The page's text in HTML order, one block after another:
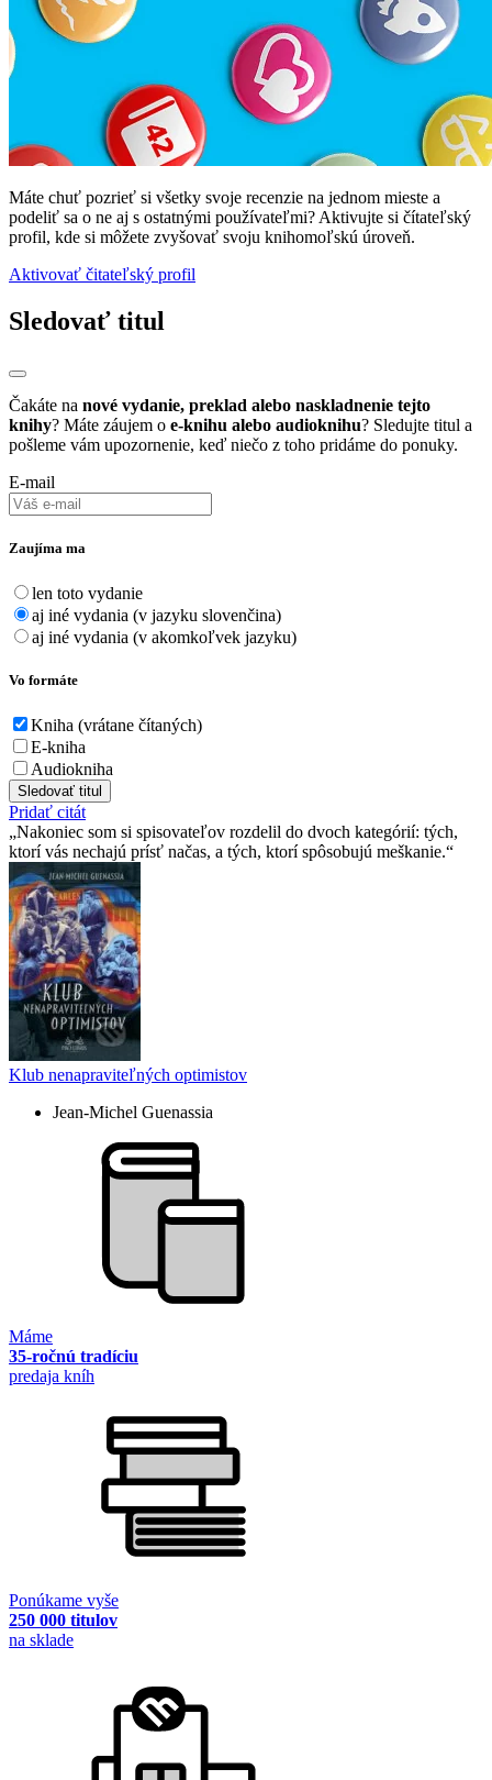
Máte chuť pozrieť si všetky svoje recenzie na jednom mieste a
podeliť sa o ne aj s ostatnými používateľmi? Aktivujte si čítateľský
profil, kde si môžete zvyšovať svoju knihomoľskú úroveň.
Aktivovať čitateľský profil
Sledovať titul
Čakáte na nové vydanie, preklad alebo naskladnenie tejto
knihy? Máte záujem o e-knihu alebo audioknihu? Sledujte titul a
pošleme vám upozornenie, keď niečo z toho pridáme do ponuky.
E-mail
Zaujíma ma
len toto vydanie
aj iné vydania (v jazyku slovenčina)
aj iné vydania (v akomkoľvek jazyku)
Vo formáte
Kniha (vrátane čítaných)
E-kniha
Audiokniha
Sledovať titul
Pridať citát
Nakoniec som si spisovateľov rozdelil do dvoch kategórií: tých,
ktorí vás nechajú prísť načas, a tých, ktorí spôsobujú meškanie.
Klub nenapraviteľných optimistov
Jean-Michel Guenassia
Máme
35-ročnú tradíciu
predaja kníh
Ponúkame vyše
250 000 titulov
na sklade